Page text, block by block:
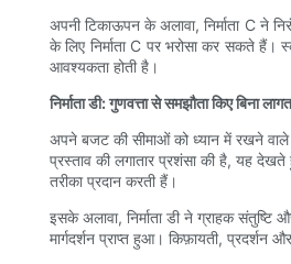
अपनी टिकाऊपन के अलावा, निर्माता C ने
के लिए निर्माता C पर भरोसा कर सकते हैं।
आवश्यकता होती है।
निर्माता डी: गुणवत्ता से समझौता किए बिना
अपने बजट की सीमाओं को ध्यान में रखने वाले
प्रस्ताव की लगातार प्रशंसा की है, यह देखते
तरीका प्रदान करती हैं।
इसके अलावा, निर्माता डी ने ग्राहक संतुष्टि
मार्गदर्शन प्राप्त हुआ। किफ़ायती, प्रदर्शन